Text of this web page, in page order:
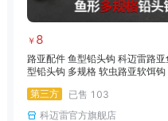
￥ 8
路亚配件 鱼型铅头钩 科迈雷路亚
型铅头钩 多规格 软虫路亚软饵钩
第三方
已售 103
科迈雷官方旗舰店